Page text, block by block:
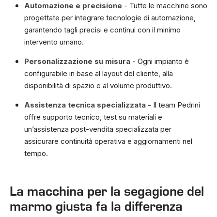
Automazione e precisione - Tutte le macchine sono
progettate per integrare tecnologie di automazione,
garantendo tagli precisi e continui con il minimo
intervento umano.
Personalizzazione su misura - Ogni impianto è
configurabile in base al layout del cliente, alla
disponibilità di spazio e al volume produttivo.
Assistenza tecnica specializzata - Il team Pedrini
offre supporto tecnico, test su materiali e
un’assistenza post-vendita specializzata per
assicurare continuità operativa e aggiornamenti nel
tempo.
La macchina per la segagione del
marmo giusta fa la differenza